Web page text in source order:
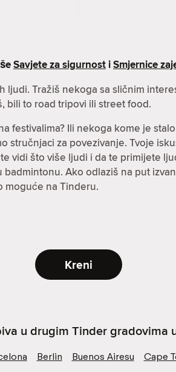
Savjete za sigurnost iSmjernice
Tražiš nekoga sa sličnim
bili to road tripovi ili street food.
festivalima? Ili nekoga kome je
stručnjaci za povezivanje. Tvoje
vidi što više ljudi i da te primijete
Ako odlaziš na put
moguće na Tinderu.
Kreni
u drugim Tinder gradovima
Berlin Buenos Airesu Cape